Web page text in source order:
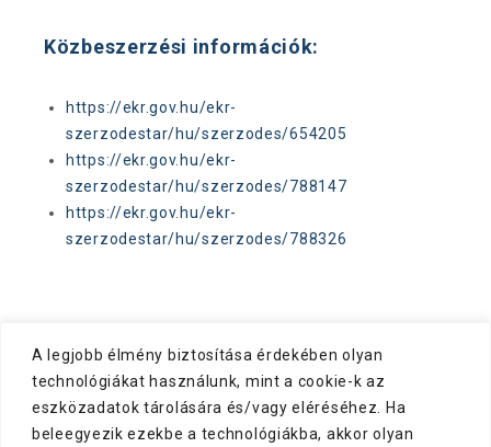
A legjobb élmény biztosítása érdekében olyan
technológiákat használunk, mint a cookie-k az
eszközadatok tárolására és/vagy eléréséhez. Ha
beleegyezik ezekbe a technológiákba, akkor olyan
Közbeszerzési információk:
https://ekr.gov.hu/ekr-
szerzodestar/hu/szerzodes/654205
https://ekr.gov.hu/ekr-
szerzodestar/hu/szerzodes/788147
https://ekr.gov.hu/ekr-
szerzodestar/hu/szerzodes/788326